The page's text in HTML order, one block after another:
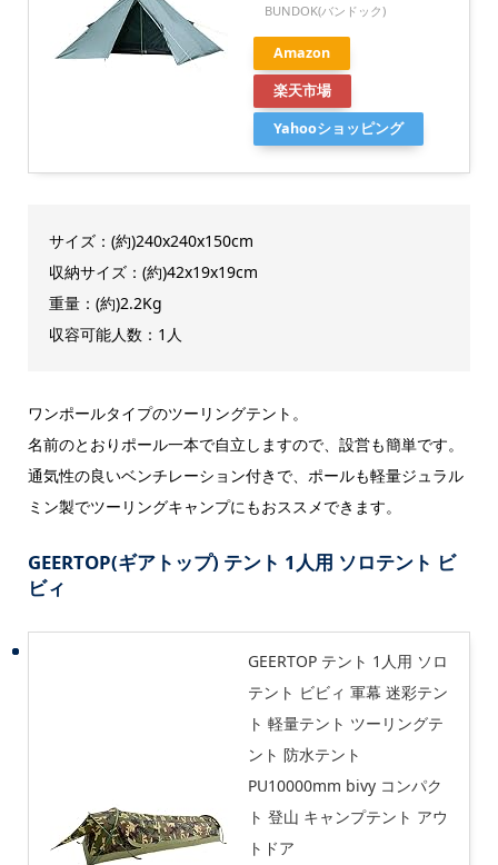
BUNDOK(バンドック)
Amazon
楽天市場
Yahooショッピング
サイズ：(約)240x240x150cm
収納サイズ：(約)42x19x19cm
重量：(約)2.2Kg
収容可能人数：1人
ワンポールタイプのツーリングテント。
名前のとおりポール一本で自立しますので、設営も簡単です。
通気性の良いベンチレーション付きで、ポールも軽量ジュラル
ミン製でツーリングキャンプにもおススメできます。
GEERTOP(ギアトップ) テント 1人用 ソロテント ビ
ビィ
GEERTOP テント 1人用 ソロ
テント ビビィ 軍幕 迷彩テン
ト 軽量テント ツーリングテ
ント 防水テント
PU10000mm bivy コンパク
ト 登山 キャンプテント アウ
トドア